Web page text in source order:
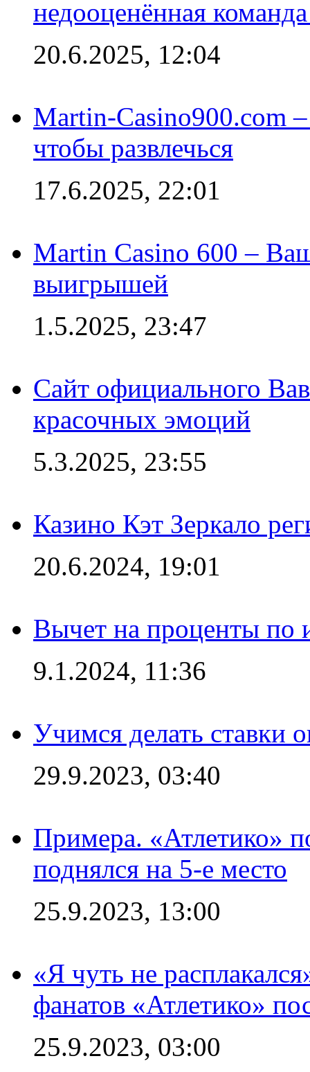
недооценённая
20.6.2025, 12:04
Martin-Casino900.com
чтобы развлечься
17.6.2025, 22:01
Martin Casino 600 –
выигрышей
1.5.2025, 23:47
Сайт официального
красочных эмоций
5.3.2025, 23:55
Казино Кэт Зеркало
20.6.2024, 19:01
Вычет на проценты по
9.1.2024, 11:36
Учимся делать ставки
29.9.2023, 03:40
Примера. «Атлетико»
поднялся на 5-е место
25.9.2023, 13:00
«Я чуть не
фанатов «Атлетико»
25.9.2023, 03:00